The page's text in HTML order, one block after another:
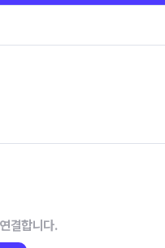
결합니다.